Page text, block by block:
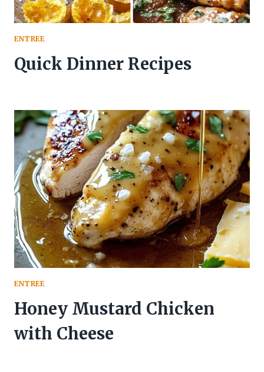
ENTREE
Quick Dinner Recipes
ENTREE
Honey Mustard Chicken
with Cheese